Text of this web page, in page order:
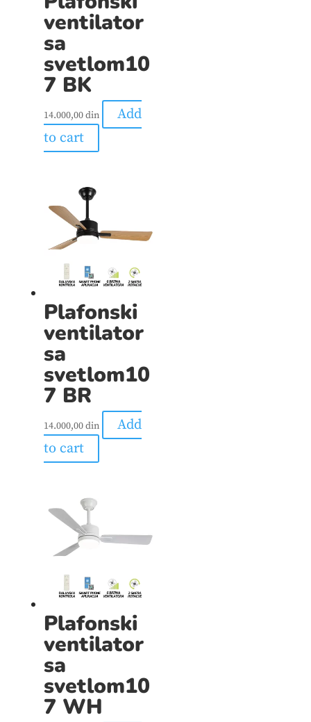
ventilator
sa
svetlom10
7 BK
14.000,00din
Add
to cart
Plafonski
ventilator
sa
svetlom10
7 BR
14.000,00din
Add
to cart
Plafonski
ventilator
sa
svetlom10
7 WH